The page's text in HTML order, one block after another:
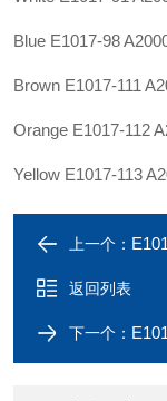
Blue E1017-98
Brown E1017-111
Orange E1017-112
Yellow E1017-113
上一个： E1017-
返回列表
下一个：